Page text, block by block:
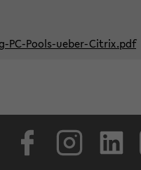
PC-Pools-ueber-Citrix.pdf
Face­book